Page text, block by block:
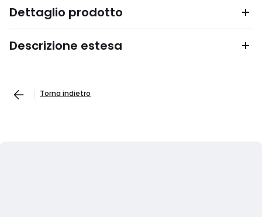
Dettaglio prodotto
Descrizione estesa
Torna indietro